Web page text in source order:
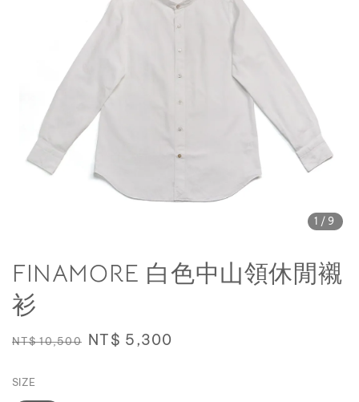
1 /9
FINAMORE 白色中山領休閒襯
衫
Regular
NT$ 10,500 Sale
NT$ 5,300
SIZE